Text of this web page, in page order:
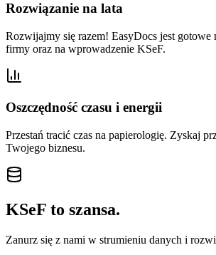
Rozwiązanie na lata
Rozwijajmy się razem! EasyDocs jest gotowe
firmy oraz na wprowadzenie KSeF.
Oszczędność czasu i energii
Przestań tracić czas na papierologię. Zyskaj
Twojego biznesu.
KSeF to szansa.
Zanurz się z nami w strumieniu danych i